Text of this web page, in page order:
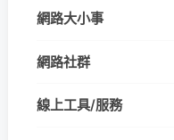
網路大小事
網路社群
線上工具/服務